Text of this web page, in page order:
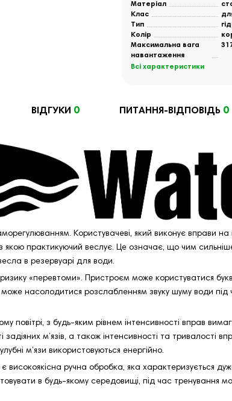
Матеріал
Клас
Тип
Колір
Максимальна вага
навантаження
Всі характеристики
ВІДГУКИ 0 ПИТАННЯ-ВІДПОВІДЬ 0
Користувачеві, який виконує вправи
якою практикуючий веслує. Це означає, що чим
в резервуарі для води.
«перевтоми». Пристроєм може користуватися
насолодитися розслабленням звуку шуму води під
повітрі, з будь-яким рівнем інтенсивності вправ
задіяних м’язів, а також інтенсивності та
м’язи використовуються енергійно.
високоякісна ручна обробка, яка характеризується
в будь-якому середовищі, під час